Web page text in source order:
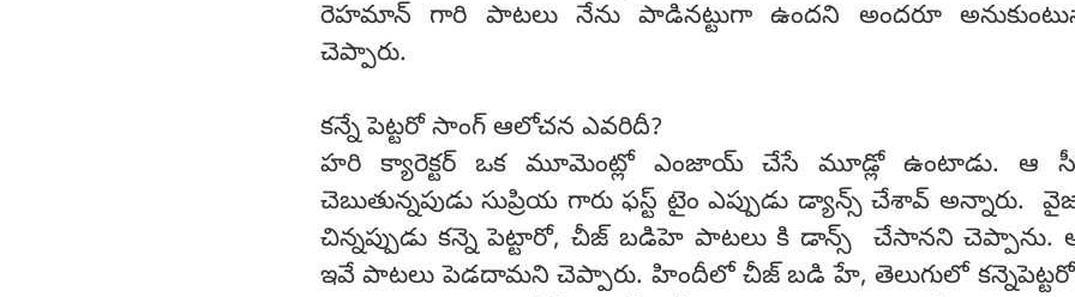
రెహమాన్ గారి పాటలు నేను పాడినట్టుగా ఉందని అందరూ
చెప్పారు.
కన్నే పెట్టరో సాంగ్ ఆలోచన ఎవరిదీ?
హరి క్యారెక్టర్ ఒక మూమెంట్లో ఎంజాయ్ చేసే మూడ్లో ఉంటాడు. ఆ
చెబుతున్నపుడు సుప్రియ గారు ఫస్ట్ టైం ఎప్పుడు డ్యాన్స్ చేశావ్ అన్నారు.
చిన్నప్పుడు కన్నె పెట్టారో, చీజ్ బడిహె పాటలు కి డాన్స్ చేసానని
ఇవే పాటలు పెడదామని చెప్పారు. హిందీలో చీజ్ బడి హే, తెలుగులో